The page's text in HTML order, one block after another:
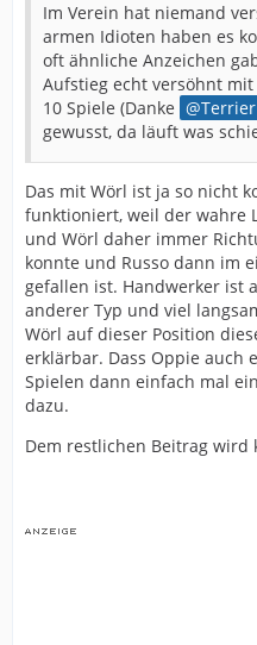
Im Verein hat niemand
armen Idioten haben es
oft ähnliche Anzeichen
Aufstieg echt versöhnt
10 Spiele (Danke
Terrier
gewusst, da läuft was
Das mit Wörl ist ja so nicht
funktioniert, weil der wahre
und Wörl daher immer
konnte und Russo dann im
gefallen ist. Handwerker ist
anderer Typ und viel
Wörl auf dieser Position
erklärbar. Dass Oppie auch
Spielen dann einfach mal
dazu.
Dem restlichen Beitrag wird